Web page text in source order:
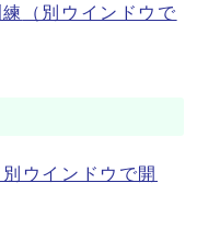
（別ウインドウで
別ウインドウで開